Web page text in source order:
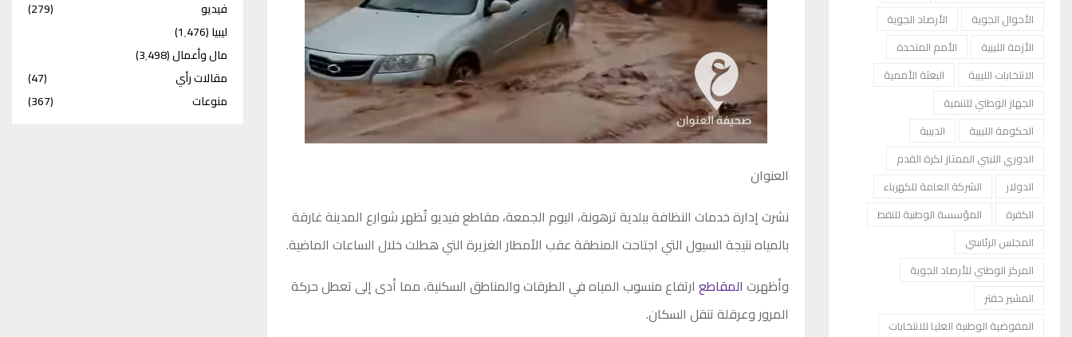
العنوان
نشرت إدارة خدمات النظافة ببلدية ترهونة، اليوم الجمعة، مقاطع فيديو تُظهر شوارع المدينة غارقة
بالمياه نتيجة السيول التي اجتاحت المنطقة عقب الأمطار الغزيرة التي هطلت خلال الساعات الماضية.
وأظهرت المقاطع ارتفاع منسوب المياه في الطرقات والمناطق السكنية، مما أدى إلى تعطل حركة
المرور وعرقلة تنقل السكان.
الأحوال الجوية
الأرصاد الجوية
الأزمة الليبية
الأمم المتحدة
الانتخابات الليبية
البعثة الأممية
الجهاز الوطني للتنمية
الحكومة الليبية
الدبيبة
الدوري الليبي الممتاز لكرة القدم
الدولار
الشركة العامة للكهرباء
الكفرة
المؤسسة الوطنية للنفط
المجلس الرئاسي
المركز الوطني للأرصاد الجوية
المشير حفتر
المفوضية الوطنية العليا للانتخابات
فيديو
(279)
ليبيا(1٬476)
مال وأعمال(3٬498)
مقالات رأي
(47)
منوعات
(367)